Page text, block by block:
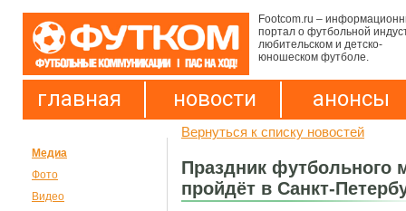
Footcom.ru –
портал о футбольной
любительском и детско-
юношеском футболе.
главная новости анонсы
Медиа
Фото
Видео
Вернуться к списку новостей
Праздник футбольного
пройдёт в Санкт-